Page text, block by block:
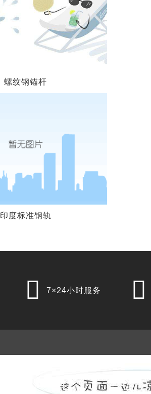
螺纹钢锚杆
印度标准钢轨
 7×24小时服务 